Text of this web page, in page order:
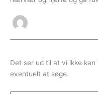
Det ser ud til at vi ikke
eventuelt at søge.